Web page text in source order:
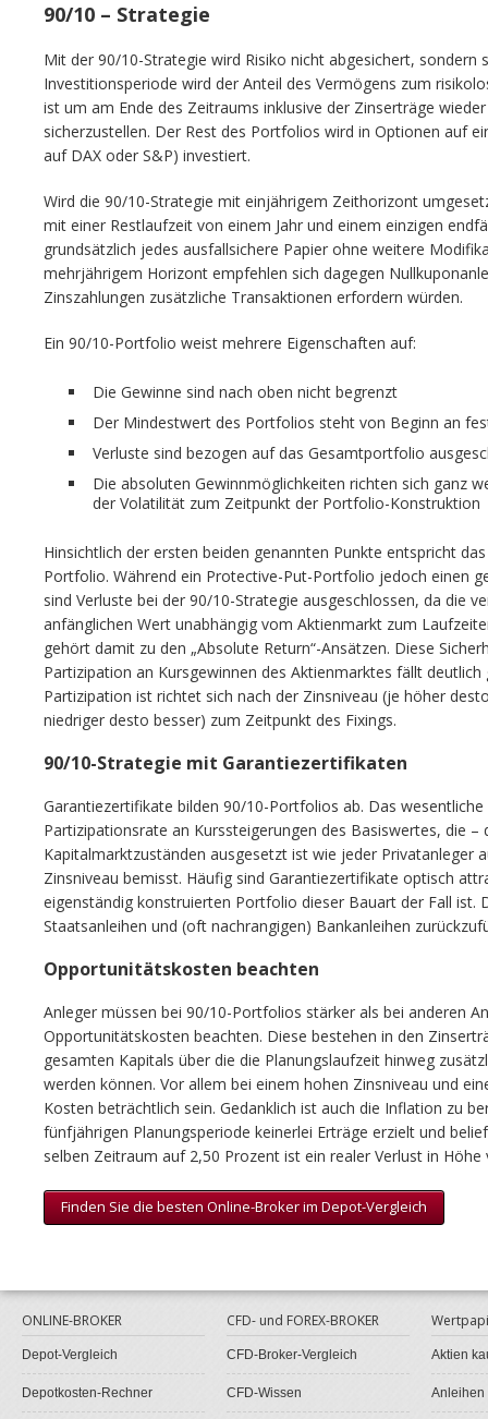
90/10 – Strategie
Mit der 90/10-Strategie wird Risiko nicht abgesichert, sondern
Investitionsperiode wird der Anteil des Vermögens zum
ist um am Ende des Zeitraums inklusive der Zinserträge
sicherzustellen. Der Rest des Portfolios wird in Optionen auf
auf DAX oder S&P) investiert.
Wird die 90/10-Strategie mit einjährigem Zeithorizont
mit einer Restlaufzeit von einem Jahr und einem einzigen
grundsätzlich jedes ausfallsichere Papier ohne weitere
mehrjährigem Horizont empfehlen sich dagegen
Zinszahlungen zusätzliche Transaktionen erfordern würden.
Ein 90/10-Portfolio weist mehrere Eigenschaften auf:
Die Gewinne sind nach oben nicht begrenzt
Der Mindestwert des Portfolios steht von Beginn an
Verluste sind bezogen auf das Gesamtportfolio
Die absoluten Gewinnmöglichkeiten richten sich ganz
der Volatilität zum Zeitpunkt der Portfolio-Konstruktion
Hinsichtlich der ersten beiden genannten Punkte entspricht
Portfolio. Während ein Protective-Put-Portfolio jedoch einen
sind Verluste bei der 90/10-Strategie ausgeschlossen, da die
anfänglichen Wert unabhängig vom Aktienmarkt zum
gehört damit zu den „Absolute Return“-Ansätzen. Diese
Partizipation an Kursgewinnen des Aktienmarktes fällt deutlich
Partizipation ist richtet sich nach der Zinsniveau (je höher
niedriger desto besser) zum Zeitpunkt des Fixings.
90/10-Strategie mit Garantiezertifikaten
Garantiezertifikate bilden 90/10-Portfolios ab. Das
Partizipationsrate an Kurssteigerungen des Basiswertes, die –
Kapitalmarktzuständen ausgesetzt ist wie jeder Privatanleger
Zinsniveau bemisst. Häufig sind Garantiezertifikate optisch
eigenständig konstruierten Portfolio dieser Bauart der Fall ist.
Staatsanleihen und (oft nachrangigen) Bankanleihen
Opportunitätskosten beachten
Anleger müssen bei 90/10-Portfolios stärker als bei anderen
Opportunitätskosten beachten. Diese bestehen in den
gesamten Kapitals über die die Planungslaufzeit hinweg
werden können. Vor allem bei einem hohen Zinsniveau und
Kosten beträchtlich sein. Gedanklich ist auch die Inflation zu
fünfjährigen Planungsperiode keinerlei Erträge erzielt und
selben Zeitraum auf 2,50 Prozent ist ein realer Verlust in
Finden Sie die besten Online-Broker im Depot-Vergleich
ONLINE-BROKER
Depot-Vergleich
Depotkosten-Rechner
CFD- und FOREX-BROKER
CFD-Broker-Vergleich
CFD-Wissen
Aktien
Anleihen